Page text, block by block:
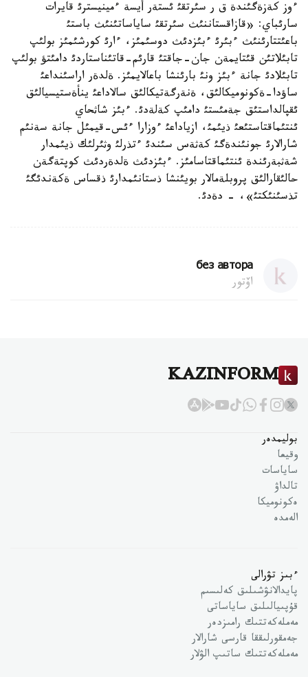
ءوز كةزةگئندة ق ر سئرتقئ ئستةر أيسة ءمينيسترئ قايرات
سارئباي: «قازاقستاننئث سئرتقئ ساياساتئنئث باستئ
باعئتتارئنئث ءبئرئ ءبئزدئث دوسئمئز، ءارئ كورشئمئز بولئپ
تابئلاتئن قئتايمةن جان-جاقتئ قارئم-قاتئناستاردئ دامئتؤ بولئپ
تابئلادئ جانة ءبئز ونئ بارئنشا باعالايمئز. ةلدةر اراسئنداعئ
ساؤدا-ةكونوميكالئق، ةنةرگةتيكالئق سالاداعئ ينأةستيسيالئق
ئقپالداستئق جةمئستئ دامئپ كةلةدئ. ءبئز شاثحاي
ئنتئماقتاستئعئ ذيئمئ، ازياداعئ ءوزارا ءئس-قيمئل جانة سةنئم
شارالارئ جونئندةگئ كةثةس سئندئ ءتذرلئ وثئرلئك ذيئمدار
شةثبةرئندة ئنتئماقتاسامئز. ءبئزدئث ةلدةردئث كوپتةگةن
حالئقارالئق پروبلةمالار بويئنشا ذستانئمدارئ ذقساس ةكةندئگئ
تذسئنئكتئ»، - دةدئ.
без автора
اۆتور
KAZINFORM
بوليمدەر
وقيعا
ساياسات
تالداۋ
ەكونوميكا
الەمدە
ءبىز تۋرالى
پايدالانۋشىلىق كەلىسىم
قۇپىيالىلىق ساياساتى
مەملەكەتتىك رامىزدەر
جەمقورلىققا قارسى شارالار
مەملەكەتتىك ساتىپ الۋلار